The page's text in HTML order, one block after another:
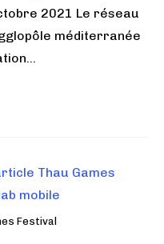
2021 Le réseau
méditerranée
Festival